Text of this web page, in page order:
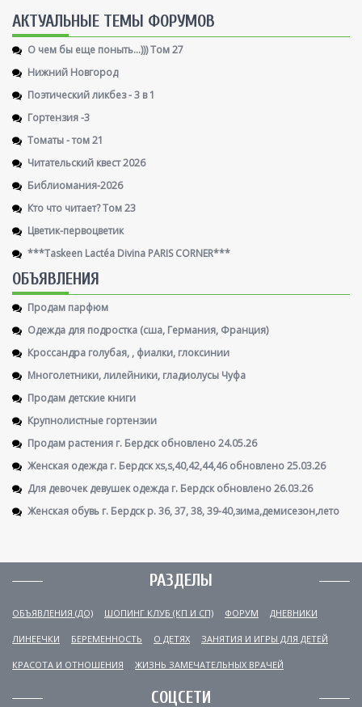
AКТУАЛЬНЫЕ ТЕМЫ ФОРУМОВ
О чем бы еще поныть...))) Том 27
Нижний Новгород
Поэтический ликбез - 3 в 1
Гортензия -3
Томаты - том 21
Читательский квест 2026
Библиомания-2026
Кто что читает? Том 23
Цветик-первоцветик
***Taskeen Lactéa Divina PARIS CORNER***
ОБЪЯВЛЕНИЯ
Продам парфюм
Одежда для подростка (сша, Германия, Франция)
Кроссандра голубая, , фиалки, глоксинии
Многолетники, лилейники, гладиолусы Чуфа
Продам детские книги
Крупнолистные гортензии
Продам растения г. Бердск обновлено 24.05.26
Женская одежда г. Бердск xs,s,40,42,44,46 обновлено 25.03.26
Для девочек девушек одежда г. Бердск обновлено 26.03.26
Женская обувь г. Бердск р. 36, 37, 38, 39-40,зима,демисезон,лето
РАЗДЕЛЫ
ОБЪЯВЛЕНИЯ (ДО) ШОПИНГ КЛУБ (КП И СП) ФОРУМ ДНЕВНИКИ
ЛИНЕЕЧКИ БЕРЕМЕННОСТЬ О ДЕТЯХ ЗАНЯТИЯ И ИГРЫ ДЛЯ ДЕТЕЙ
КРАСОТА И ОТНОШЕНИЯ ЖИЗНЬ ЗАМЕЧАТЕЛЬНЫХ ВРАЧЕЙ
СОЦСЕТИ